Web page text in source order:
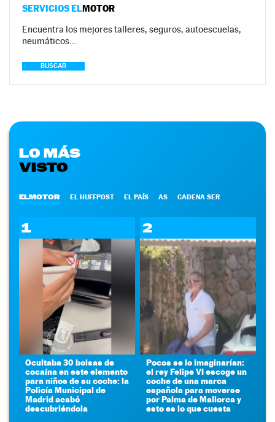
SERVICIOS ELMOTOR
Encuentra los mejores talleres, seguros, autoescuelas,
neumáticos…
BUSCAR
LO MÁS
VISTO
ELMOTOR EL HUFFPOST EL PAÍS AS CADENA SER
1
Ocultaba 30 bolsas de
cocaína en este elemento
para niños de su coche: la
Policía Municipal de
Madrid acabó
descubriéndola
2
Pocos se lo imaginarían:
el rey Felipe VI escoge un
coche de una marca
española para moverse
por Palma de Mallorca y
esto es lo que cuesta